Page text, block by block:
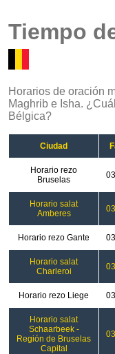
Tiempo
Horarios de oración
Maghrib e Isha.
Bélgica?
Ciudad
Horario rezo
Bruselas
Horario salat
Amberes
Horario rezo Gante
Horario salat
Charleroi
Horario rezo Liege
Horario salat
Schaarbeek -
Región de Bruselas
Capital